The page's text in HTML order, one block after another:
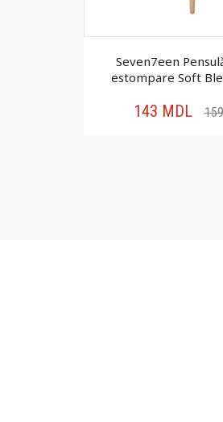
Seven7een
estompare Soft
143 MDL